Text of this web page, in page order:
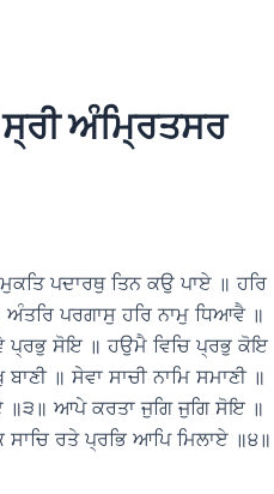
ਅੰਮ੍ਰਿਤਸਰ
ਪਦਾਰਥੁ ਤਿਨ ਕਉ ਪਾਏ ॥ ਹਰਿ
ਅੰਤਰਿ ਪਰਗਾਸੁ ਹਰਿ ਨਾਮੁ ਧਿਆਵੈ ॥
ਪ੍ਰਭੁ ਸੋਇ ॥ ਹਉਮੈ ਵਿਚਿ ਪ੍ਰਭੁ ਕੋਇ
॥ ਸੇਵਾ ਸਾਚੀ ਨਾਮਿ ਸਮਾਣੀ ॥
॥੩॥ ਆਪੇ ਕਰਤਾ ਜੁਗਿ ਜੁਗਿ ਸੋਇ ॥
ਰਤੇ ਪ੍ਰਭਿ ਆਪਿ ਮਿਲਾਏ ॥੪॥